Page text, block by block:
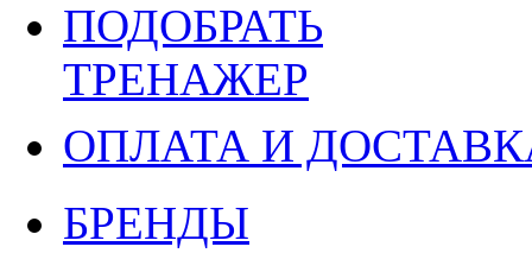
ПОДОБРАТЬ
ТРЕНАЖЕР
ОПЛАТА И
БРЕНДЫ